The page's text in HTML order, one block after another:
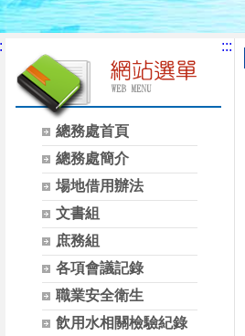
總務處首頁
總務處簡介
場地借用辦法
文書組
庶務組
各項會議記錄
職業安全衛生
飲用水相關檢驗紀錄
:::